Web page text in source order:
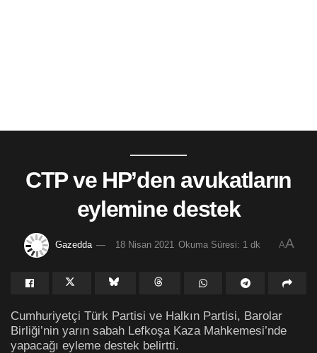
CTP ve HP’den avukatların
eylemine destek
Gazedda 18 Nisan 2021 Okuma Süresi: 1 dk AA
Cumhuriyetçi Türk Partisi ve Halkın Partisi, Barolar
Birliği’nin yarın sabah Lefkoşa Kaza Mahkemesi’nde
yapacağı eyleme destek belirtti.